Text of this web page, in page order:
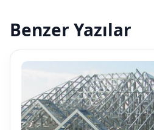
Benzer Yazılar